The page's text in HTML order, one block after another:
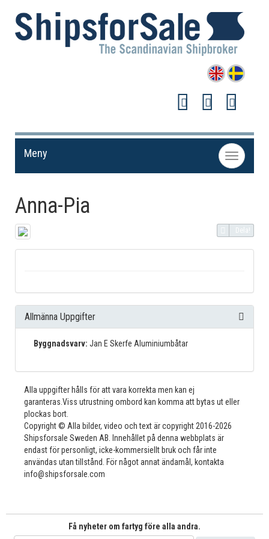
Toggle
navigation
Meny
Anna-Pia
Dela!
Allmänna Uppgifter
Byggnadsvarv: Jan E Skerfe Aluminiumbåtar
Alla uppgifter hålls för att vara korrekta men kan ej
garanteras.Viss utrustning ombord kan komma att bytas ut eller
plockas bort.
Copyright © Alla bilder, video och text är copyright 2016-2026
Shipsforsale Sweden AB. Innehållet på denna webbplats är
endast för personligt, icke-kommersiellt bruk och får inte
användas utan tillstånd. För något annat ändamål, kontakta
info@shipsforsale.com
Få nyheter om fartyg före alla andra.